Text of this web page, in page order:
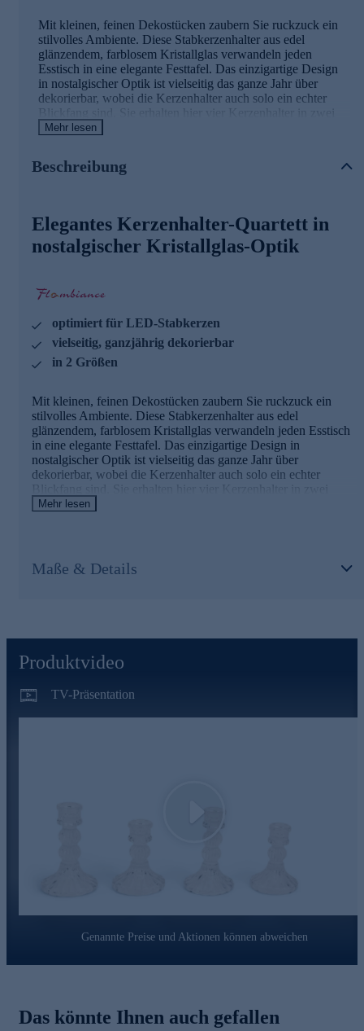
Mit kleinen, feinen Dekostücken zaubern Sie ruckzuck ein
stilvolles Ambiente. Diese Stabkerzenhalter aus edel
glänzendem, farblosem Kristallglas verwandeln jeden
Esstisch in eine elegante Festtafel. Das einzigartige Design
in nostalgischer Optik ist vielseitig das ganze Jahr über
dekorierbar, wobei die Kerzenhalter auch solo ein echter
Blickfang sind. Sie erhalten hier vier Kerzenhalter in zwei
verschiedenen Größen. Die Kerzenhalter sind für LED-
Mehr lesen
Beschreibung
Elegantes Kerzenhalter-Quartett in
nostalgischer Kristallglas-Optik
optimiert für LED-Stabkerzen
vielseitig, ganzjährig dekorierbar
in 2 Größen
Mit kleinen, feinen Dekostücken zaubern Sie ruckzuck ein
stilvolles Ambiente. Diese Stabkerzenhalter aus edel
glänzendem, farblosem Kristallglas verwandeln jeden Esstisch
in eine elegante Festtafel. Das einzigartige Design in
nostalgischer Optik ist vielseitig das ganze Jahr über
dekorierbar, wobei die Kerzenhalter auch solo ein echter
Blickfang sind. Sie erhalten hier vier Kerzenhalter in zwei
verschiedenen Größen. Die Kerzenhalter sind für LED-
Kerzenhalter im Viererpack online bestellen.
Mehr lesen
Maße & Details
Produktvideo
TV-Präsentation
Genannte Preise und Aktionen können abweichen
Das könnte Ihnen auch gefallen